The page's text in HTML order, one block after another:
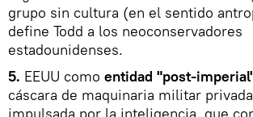
grupo sin cultura (en el sentido
define Todd a los neoconservadores
estadounidenses.
5. EEUU como entidad "post-
cáscara de maquinaria militar